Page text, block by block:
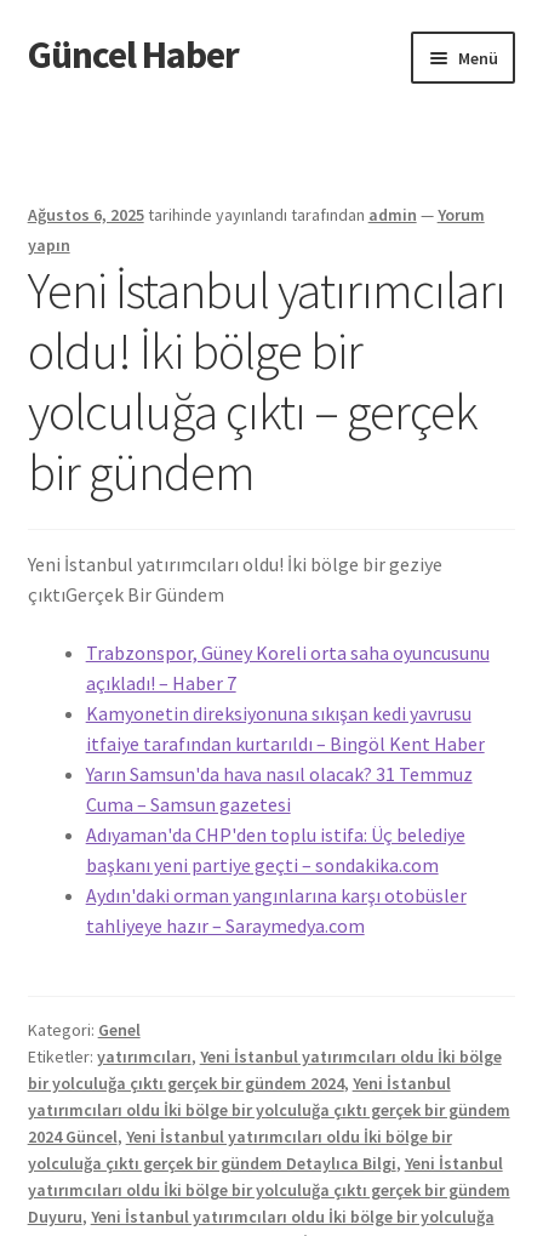
Dolaşıma
geç
İçeriğe
geç
Güncel Haber Menü
Ağustos 6, 2025tarihinde yayınlandı tarafından admin —Yorum
yapın
Yeni İstanbul yatırımcıları
oldu! İki bölge bir
yolculuğa çıktı – gerçek
bir gündem
Yeni İstanbul yatırımcıları oldu! İki bölge bir geziye
çıktıGerçek Bir Gündem
Trabzonspor, Güney Koreli orta saha oyuncusunu
açıkladı! – Haber 7
Kamyonetin direksiyonuna sıkışan kedi yavrusu
itfaiye tarafından kurtarıldı – Bingöl Kent Haber
Yarın Samsun'da hava nasıl olacak? 31 Temmuz
Cuma – Samsun gazetesi
Adıyaman'da CHP'den toplu istifa: Üç belediye
başkanı yeni partiye geçti – sondakika.com
Aydın'daki orman yangınlarına karşı otobüsler
tahliyeye hazır – Saraymedya.com
Kategori: Genel
Etiketler: yatırımcıları, Yeni İstanbul yatırımcıları oldu İki bölge
bir yolculuğa çıktı gerçek bir gündem 2024, Yeni İstanbul
yatırımcıları oldu İki bölge bir yolculuğa çıktı gerçek bir gündem
2024 Güncel, Yeni İstanbul yatırımcıları oldu İki bölge bir
yolculuğa çıktı gerçek bir gündem Detaylıca Bilgi, Yeni İstanbul
yatırımcıları oldu İki bölge bir yolculuğa çıktı gerçek bir gündem
Duyuru, Yeni İstanbul yatırımcıları oldu İki bölge bir yolculuğa